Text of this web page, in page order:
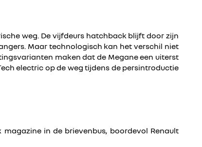
weg. De vijfdeurs hatchback blijft door zijn
Maar technologisch kan het verschil niet
maken dat de Megane een uiterst
electric op de weg tijdens de persintroductie
in de brievenbus, boordevol Renault